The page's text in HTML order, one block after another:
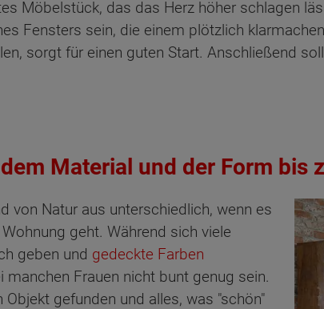
Möbelstück, das das Herz höher schlagen
Fensters sein, die einem plötzlich
sorgt für einen guten Start. Anschließend
Material und der Form bis
von Natur aus unterschiedlich, wenn es
geht. Während sich viele
geben und gedeckte Farben
manchen Frauen nicht bunt genug sein.
Objekt gefunden und alles, was "schön"
möchten Sie suchen?